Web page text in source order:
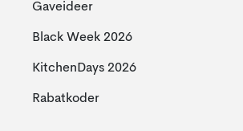
Gaveideer
Black Week 2026
KitchenDays 2026
Rabatkoder